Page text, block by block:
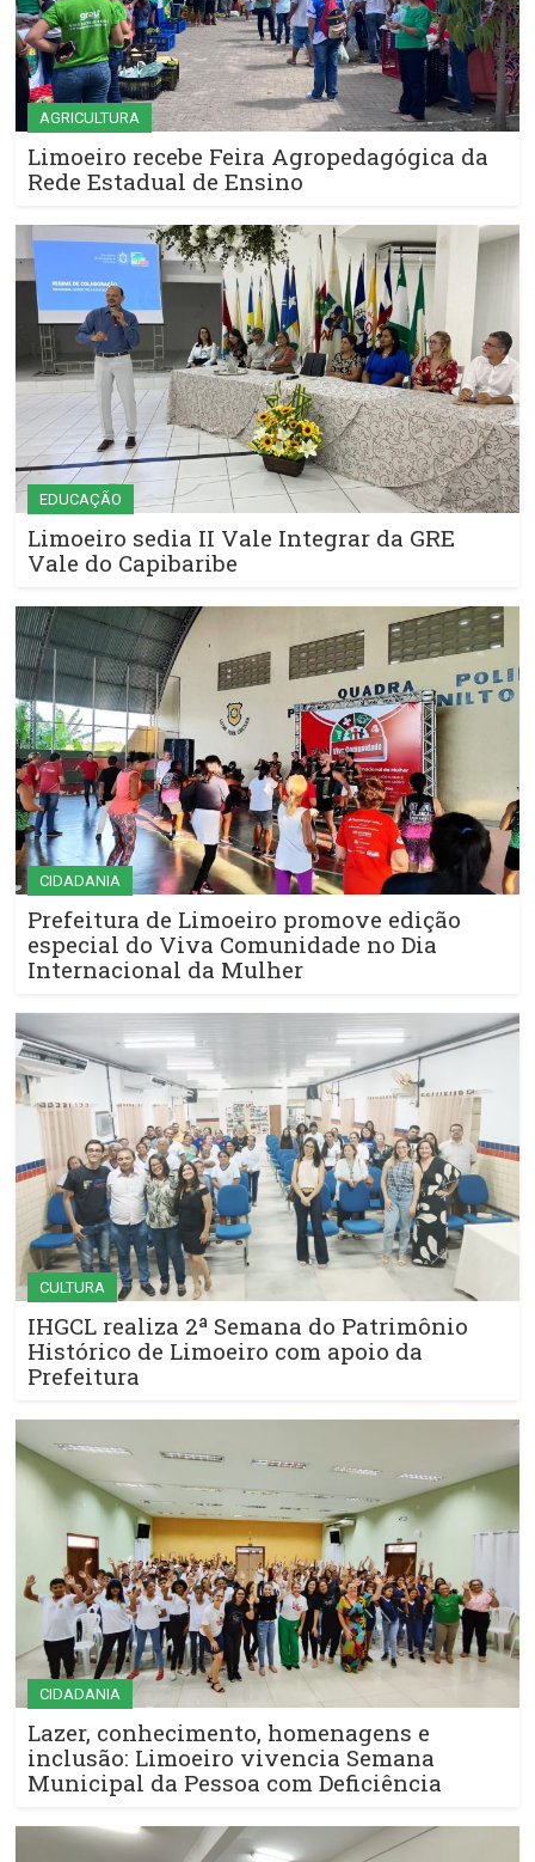
AGRICULTURA
Limoeiro recebe Feira Agropedagógica da
Rede Estadual de Ensino
EDUCAÇÃO
Limoeiro sedia II Vale Integrar da GRE
Vale do Capibaribe
CIDADANIA
Prefeitura de Limoeiro promove edição
especial do Viva Comunidade no Dia
Internacional da Mulher
CULTURA
IHGCL realiza 2ª Semana do Patrimônio
Histórico de Limoeiro com apoio da
Prefeitura
CIDADANIA
Lazer, conhecimento, homenagens e
inclusão: Limoeiro vivencia Semana
Municipal da Pessoa com Deficiência